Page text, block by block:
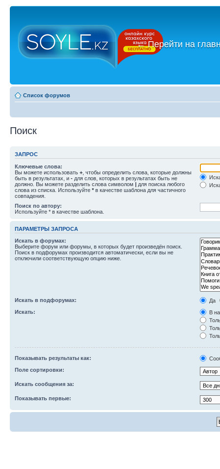
←Перейти на
Список форумов
Поиск
ЗАПРОС
Ключевые слова:
Вы можете использовать + , чтобы определить слова, которые должны
быть в результатах, и - для слов, которых в результатах быть не
должно. Вы можете разделить слова символом | для поиска любого
слова из списка. Используйте * в качестве шаблона для частичного
совпадения.
Поиск по автору:
Используйте * в качестве шаблона.
ПАРАМЕТРЫ ЗАПРОСА
Искать в форумах:
Выберите форум или форумы, в которых будет произведён поиск.
Поиск в подфорумах производится автоматически, если вы не
отключили соответствующую опцию ниже.
Искать в подфорумах:
Да
Искать:
В
Показывать результаты как:
Поле сортировки:
Искать сообщения за:
Показывать первые: